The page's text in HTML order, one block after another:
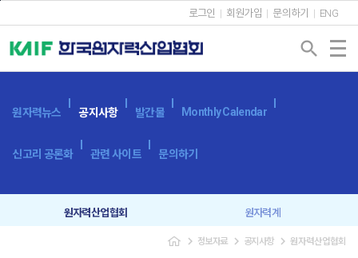
로그인 회원가입 문의하기 ENG
search
원자력뉴스 공지사항 발간물 Monthly Calendar
신고리 공론화 관련 사이트 문의하기
원자력산업협회 원자력계
navigate_next 정보자료 navigate_next 공지사항 navigate_next 원자력산업협회